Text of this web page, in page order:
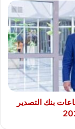
بنك التصدير